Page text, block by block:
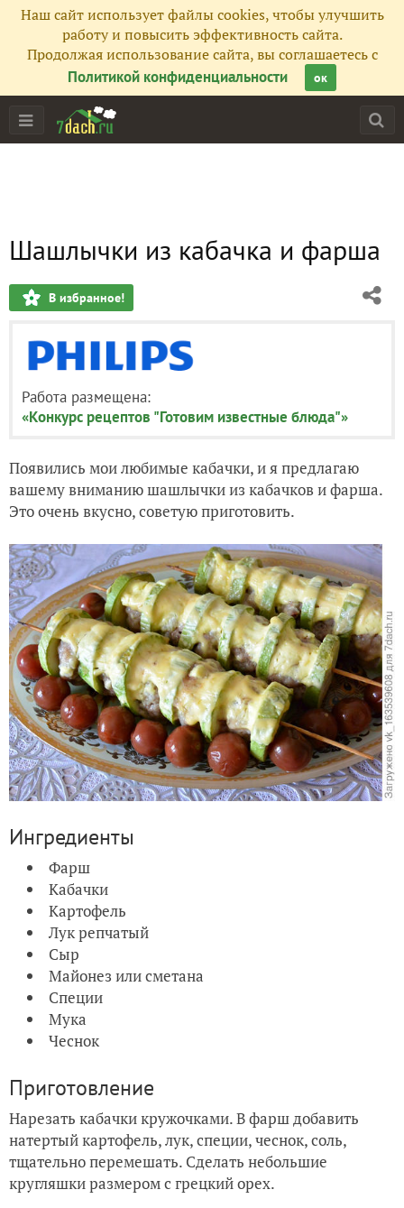
Наш сайт использует файлы cookies, чтобы улучшить
работу и повысить эффективность сайта.
Продолжая использование сайта, вы соглашаетесь с
Политикой конфиденциальности
ок
Шашлычки из кабачка и фарша
В избранное!
Работа размещена:
«Конкурс рецептов "Готовим известные блюда"»
Появились мои любимые кабачки, и я предлагаю
вашему вниманию шашлычки из кабачков и фарша.
Это очень вкусно, советую приготовить.
Ингредиенты
Фарш
Кабачки
Картофель
Лук репчатый
Сыр
Майонез или сметана
Специи
Мука
Чеснок
Приготовление
Нарезать кабачки кружочками. В фарш добавить
натертый картофель, лук, специи, чеснок, соль,
тщательно перемешать. Сделать небольшие
кругляшки размером с грецкий орех.